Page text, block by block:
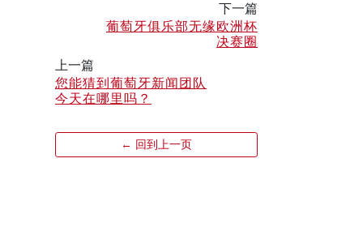
下一篇
葡萄牙俱乐部无缘欧洲杯
决赛圈
上一篇
您能猜到葡萄牙新闻团队
今天在哪里吗？
← 回到上一页